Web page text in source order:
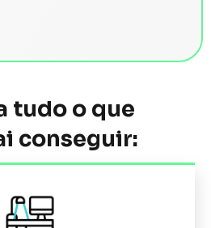
tudo o que
conseguir: